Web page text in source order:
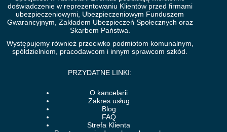
doświadczenie w reprezentowaniu Klientów przed firmami
ubezpieczeniowymi, Ubezpieczeniowym Funduszem
Gwarancyjnym, Zakładem Ubezpieczeń Społecznych oraz
Skarbem Państwa.
Występujemy również przeciwko podmiotom komunalnym,
spółdzielniom, pracodawcom i innym sprawcom szkód.
PRZYDATNE LINKI:
O kancelarii
Zakres usług
Blog
FAQ
Strefa Klienta